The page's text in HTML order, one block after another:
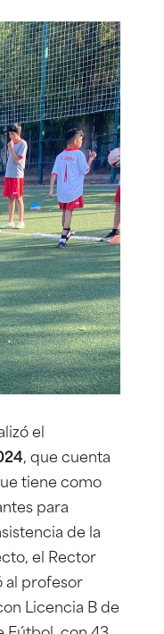
el
, que cuenta
tiene como
para
de la
el Rector
al profesor
Licencia B de